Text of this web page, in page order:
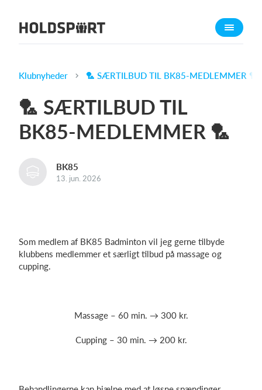
Om Holdsport
Presseomtale
Funktioner
Kontingentopkrævning
Hvad koster det?
Klubnyheder 🏸 SÆRTILBUD TIL BK85-MEDLEMMER 🏸
🏸 SÆRTILBUD TIL
BK85-MEDLEMMER 🏸
BK85
13. jun. 2026
Som medlem af BK85 Badminton vil jeg gerne tilbyde
klubbens medlemmer et særligt tilbud på massage og
cupping.
Massage – 60 min. → 300 kr.
Cupping – 30 min. → 200 kr.